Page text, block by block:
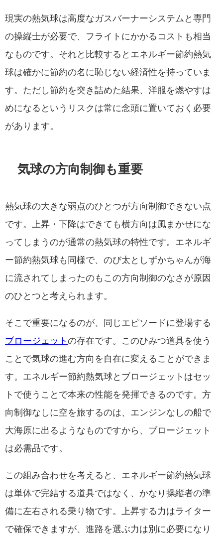
現実の熱気球は高度なガスバーナーシステムと専門
の操縦士が必要で、フライトにかかるコストも相当
なものです。それと比較するとエネルギー節約熱気
球は確かに節約の名に恥じない経済性を持っていま
す。ただし節約を突き詰めた結果、洋服を燃やすは
めになるというリスクは常に念頭に置いておく必要
があります。
気球の方向制御も重要
熱気球の大きな弱点のひとつが方向制御できない点
です。上昇・下降はできても横方向は風まかせにな
ってしまうのが通常の熱気球の特性です。エネルギ
ー節約熱気球も同様で、のび太としずかちゃんが海
に流されてしまったのもこの方向制御のなさが原因
のひとつと考えられます。
そこで重要になるのが、同じエピソードに登場する
ブロージェット の存在です。このひみつ道具を使う
ことで気球の進む方向を自在に変えることができま
す。エネルギー節約熱気球とブロージェットはセッ
トで使うことで本来の性能を発揮できるのです。方
向制御なしに空を旅するのは、エンジンなしの船で
大海原に出るようなものですから、ブロージェット
は必需品です。
この組み合わせを考えると、エネルギー節約熱気球
は単体で完結する道具ではなく、かなり操縦者の準
備に左右される乗り物です。上昇する力はライター
で確保できますが、進路を選ぶ力は別に必要になり